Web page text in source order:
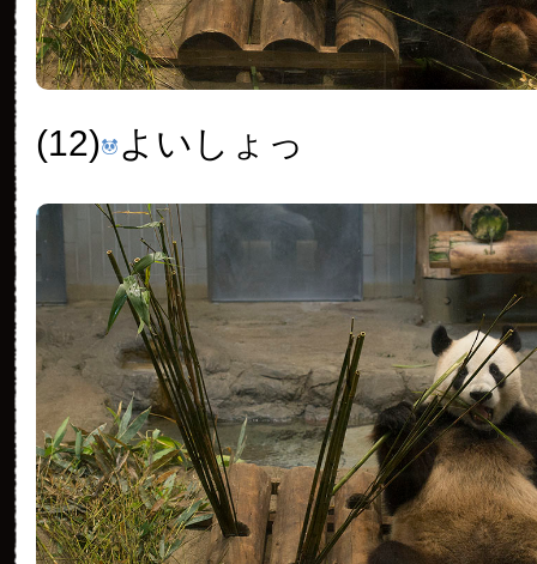
(12) よいしょっ